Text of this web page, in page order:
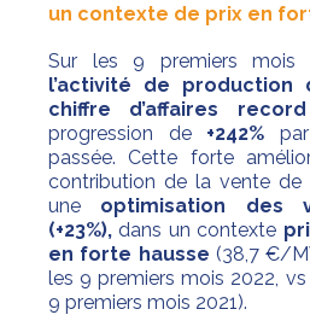
un contexte de prix en
Sur les 9 premiers mois
l’activité de production
chiffre d’affaires
progression de +242%
passée. Cette forte
contribution de la vente
une optimisation
des
(+23%), dans un contexte
en forte hausse (38,7 €/
les 9 premiers mois 2022,
9 premiers mois 2021).